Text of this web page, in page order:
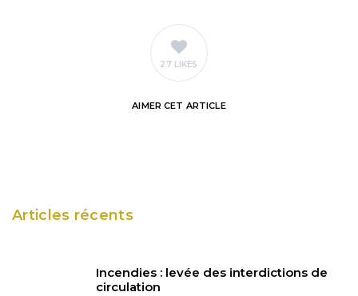
27 LIKES
AIMER CET ARTICLE
Articles récents
Incendies : levée des interdictions de
circulation